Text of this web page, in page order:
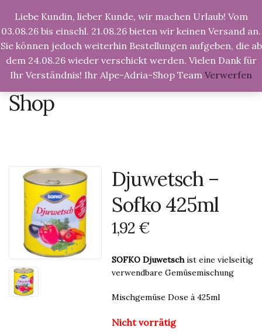
Liebe Kundin, lieber Kunde, wir machen Urlaub! Vom
03.08.26 bis einschl. 21.08.26 bieten wir keinen Versand an.
Sie können jedoch weiterhin Bestellungen aufgeben, die ab
dem 24.08.26 wieder verschickt werden. Vielen Dank für
Ihr Verständnis! Ihr Alpe-Adria-Shop Team Verwerfen
Alpe-Adria-Shop.de >Produkte >Djuwetsch – Sofko
Shop
Djuwetsch –
Sofko 425ml
1,92 €
SOFKO Djuwetschist eine vielseitig
verwendbare Gemüsemischung
Mischgemüse Dose à 425ml
Nicht vorrätig